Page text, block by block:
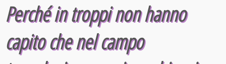
Perché in troppi non hanno
capito che nel campo